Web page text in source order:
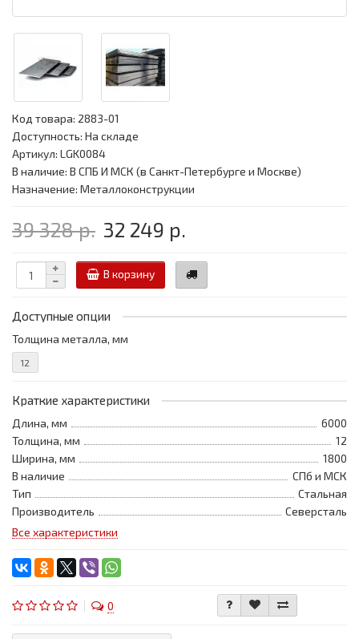
Код товара: 2883-01
Доступность: На складе
Артикул: LGK0084
В наличие: В СПБ И МСК (в Санкт-Петербурге и Москве)
Назначение: Металлоконструкции
39 328 р. 32 249 р.
В корзину
Доступные опции
Толщина металла, мм
12
Краткие характеристики
Длина, мм
6000
Толщина, мм
12
Ширина, мм
1800
В наличие
СПб и МСК
Тип
Стальная
Производитель
Северсталь
Все характеристики
0